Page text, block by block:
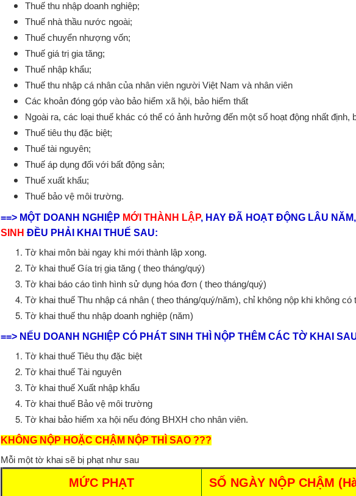
Thuế thu nhập doanh nghiệp;
Thuế nhà thầu nước ngoài;
Thuế chuyển nhượng vốn;
Thuế giá trị gia tăng;
Thuế nhập khẩu;
Thuế thu nhập cá nhân của nhân viên người Việt Nam và nhân viên
Các khoản đóng góp vào bảo hiểm xã hội, bảo hiểm thất
Ngoài ra, các loại thuế khác có thể có ảnh hưởng đến một số hoạt động nhất định,
Thuế tiêu thụ đặc biệt;
Thuế tài nguyên;
Thuế áp dụng đối với bất động sản;
Thuế xuất khẩu;
Thuế bảo vệ môi trường.
==> MỘT DOANH NGHIỆP MỚI THÀNH LẬP, HAY ĐÃ HOẠT ĐỘNG LÂU
SINH ĐỀU PHẢI KHAI THUẾ SAU:
Tờ khai môn bài ngay khi mới thành lập xong.
Tờ khai thuế Gía trị gia tăng ( theo tháng/quý)
Tờ khai báo cáo tình hình sử dụng hóa đơn ( theo tháng/quý)
Tờ khai thuế Thu nhập cá nhân ( theo tháng/quý/năm), chỉ không nộp khi không có
Tờ khai thuế thu nhập doanh nghiệp (năm)
==> NẾU DOANH NGHIỆP CÓ PHÁT SINH THÌ NỘP THÊM CÁC TỜ KHAI
Tờ khai thuế Tiêu thụ đặc biệt
Tờ khai thuế Tài nguyên
Tờ khai thuế Xuất nhập khẩu
Tờ khai thuế Bảo vệ môi trường
Tờ khai bảo hiểm xa hội nếu đóng BHXH cho nhân viên.
KHÔNG NỘP HOẶC CHẬM NỘP THÌ SAO ???
Mỗi một tờ khai sẽ bị phạt như sau
MỨC PHẠT SỐ NGÀY NỘP CHẬM